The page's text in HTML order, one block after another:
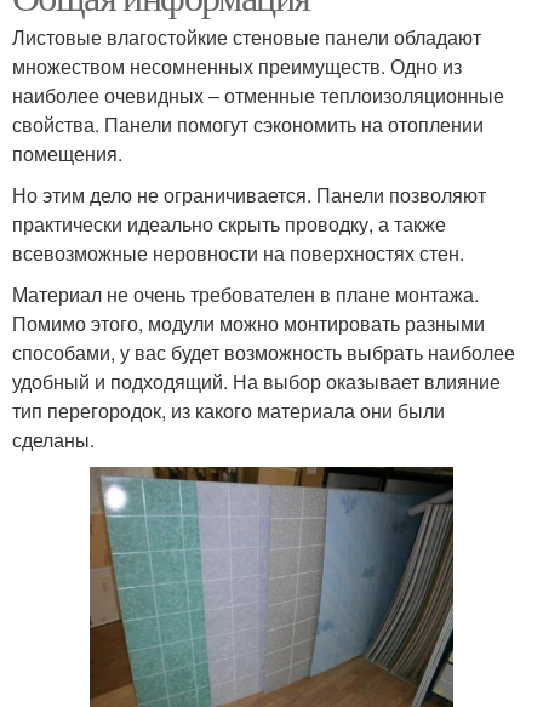
Листовые влагостойкие стеновые панели обладают
множеством несомненных преимуществ. Одно из
наиболее очевидных – отменные теплоизоляционные
свойства. Панели помогут сэкономить на отоплении
помещения.
Но этим дело не ограничивается. Панели позволяют
практически идеально скрыть проводку, а также
всевозможные неровности на поверхностях стен.
Материал не очень требователен в плане монтажа.
Помимо этого, модули можно монтировать разными
способами, у вас будет возможность выбрать наиболее
удобный и подходящий. На выбор оказывает влияние
тип перегородок, из какого материала они были
сделаны.